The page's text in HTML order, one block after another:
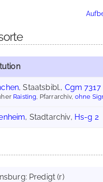
, Staatsbibl., Cgm 7317
Raisting , Pfarrarchiv, ohne
, Stadtarchiv, Hs-g 2
Predigt (r)